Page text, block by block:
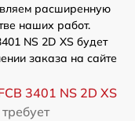
расширенную
наших работ.
NS 2D XS будет
заказа на сайте
3401 NS 2D XS